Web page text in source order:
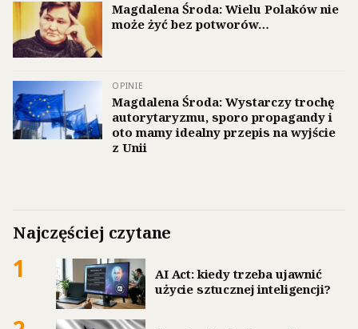
Magdalena Środa: Wielu Polaków nie
może żyć bez potworów…
OPINIE
Magdalena Środa: Wystarczy trochę
autorytaryzmu, sporo propagandy i
oto mamy idealny przepis na wyjście
z Unii
Najczęściej czytane
1
AI Act: kiedy trzeba ujawnić
użycie sztucznej inteligencji?